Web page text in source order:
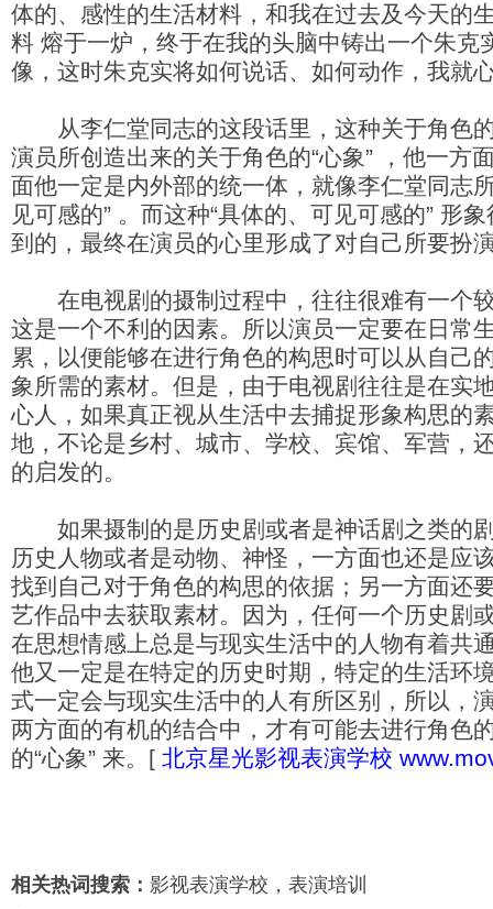
体的、感性的生活材料，和我在过去及今天的
料 熔于一炉，终于在我的头脑中铸出一个朱克
像，这时朱克实将如何说话、如何动作，我就
从李仁堂同志的这段话里，这种关于角色
演员所创造出来的关于角色的“心象” ，他一方
面他一定是内外部的统一体，就像李仁堂同志
见可感的” 。而这种“具体的、可见可感的” 形
到的，最终在演员的心里形成了对自己所要扮
在电视剧的摄制过程中，往往很难有一个
这是一个不利的因素。所以演员一定要在日常
累，以便能够在进行角色的构思时可以从自己
象所需的素材。但是，由于电视剧往往是在实
心人，如果真正视从生活中去捕捉形象构思的
地，不论是乡村、城市、学校、宾馆、军营，
的启发的。
如果摄制的是历史剧或者是神话剧之类的
历史人物或者是动物、神怪，一方面也还是应
找到自己对于角色的构思的依据；另一方面还
艺作品中去获取素材。因为，任何一个历史剧
在思想情感上总是与现实生活中的人物有着共
他又一定是在特定的历史时期，特定的生活环
式一定会与现实生活中的人有所区别，所以，
两方面的有机的结合中，才有可能去进行角色
的“心象” 来。[ 北京星光影视表演学校
相关热词搜索： 影视表演学校，表演培训